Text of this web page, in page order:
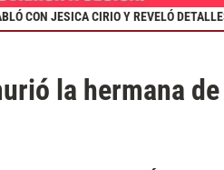
CON JESICA CIRIO Y REVELÓ
la hermana